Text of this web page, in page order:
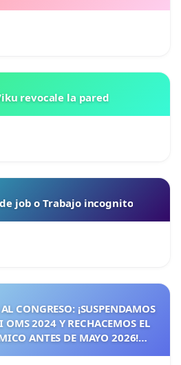
revocale la pared
job o Trabajo incognito
CONGRESO: ¡SUSPENDAMOS
OMS 2024 Y RECHACEMOS EL
ANTES DE MAYO 2026!